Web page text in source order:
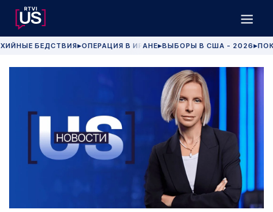
БЕДСТВИЯ▶ОПЕРАЦИЯ В ИРАНЕ▶ВЫБОРЫ В США - 2026 ▶